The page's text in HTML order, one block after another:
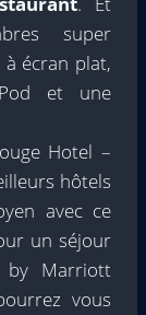
super
écran plat,
et une
Hotel –
hôtels
avec ce
un séjour
by Marriott
vous